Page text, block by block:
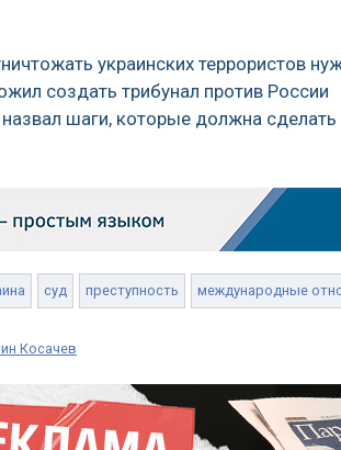
украинских террористов
создать трибунал против России
шаги, которые должна
суд преступность международные
Косачев